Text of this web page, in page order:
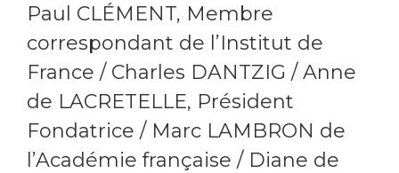
Paul CLÉMENT, Membre
correspondant de l’Institut de
France / Charles DANTZIG / Anne
de LACRETELLE, Président
Fondatrice / Marc LAMBRON de
l’Académie française / Diane de